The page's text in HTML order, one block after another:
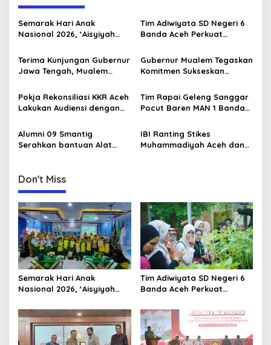
n
a
v
i
g
t
o
Semarak Hari Anak
Nasional 2026, ‘Aisyiyah
Perlombaan Kreatif di
Universitas Ahmad Dahlan
Tim Adiwiyata SD Negeri 6
Banda Aceh Perkuat
Kunjungan Lapangan “FOLU
Goes to School”
Terima Kunjungan Gubernur
Jawa Tengah, Mualem
Daerah
Gubernur Mualem Tegaskan
Komitmen Sukseskan
di Aceh
Pokja Rekonsiliasi KKR Aceh
Lakukan Audiensi dengan
Aceh Bahas Kurikulum
Pendidikan Damai
Tim Rapai Geleng Sanggar
Pocut Baren MAN 1 Banda
Internasional di Malaysia
Alumni 09 Smantig
Serahkan bantuan Alat
IBI Ranting Stikes
Muhammadiyah Aceh dan
Don't Miss
Semarak Hari Anak
Nasional 2026, ‘Aisyiyah
Perlombaan Kreatif di
Universitas Ahmad Dahlan
Aceh
Tim Adiwiyata SD Negeri 6
Banda Aceh Perkuat
Kunjungan Lapangan “FOLU
Goes to School”